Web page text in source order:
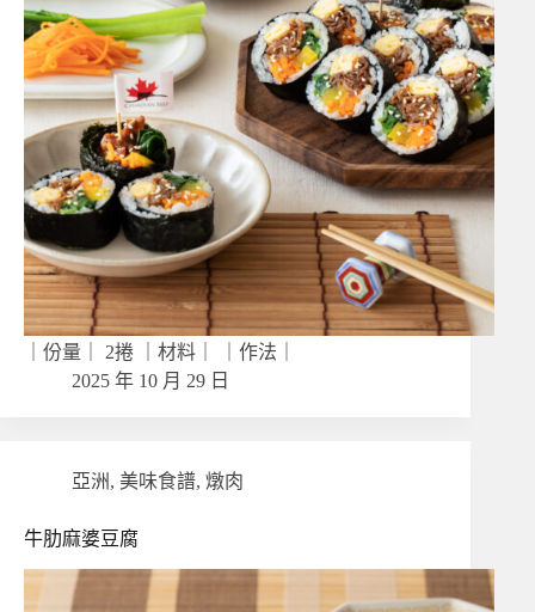
｜份量｜ 2捲 ｜材料｜ ｜作法｜
2025 年 10 月 29 日
亞洲, 美味食譜, 燉肉
牛肋麻婆豆腐